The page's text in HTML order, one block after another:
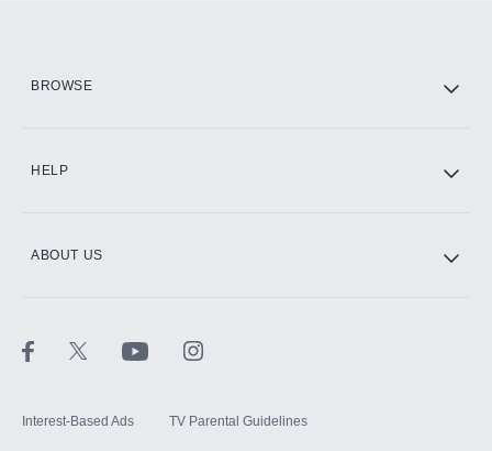
BROWSE
HELP
ABOUT US
Interest-Based Ads TV Parental Guidelines